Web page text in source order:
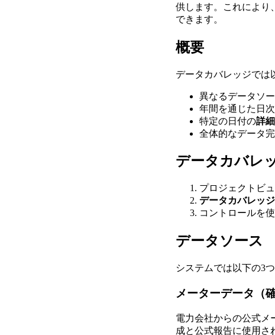
供します。これにより
できます。
概要
データカバレッジでは
異なるデータソ
年間を通じた日
特定の日付の詳
全体的なデータ
データカバレ
プロジェクトビ
データカバレッジ
コントロールを
データソース
システムでは以下の3
メーターデータ（
電力会社からの公式メ
成と公式報告に使用さ